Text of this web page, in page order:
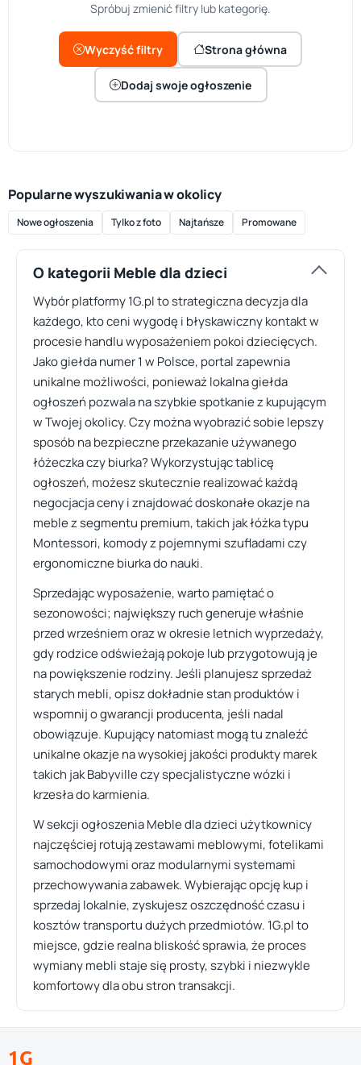
Spróbuj zmienić filtry lub kategorię.
Wyczyść filtry Strona główna
Dodaj swoje ogłoszenie
Popularne wyszukiwania w okolicy
Nowe ogłoszenia Tylko z foto Najtańsze Promowane
O kategorii Meble dla dzieci
Wybór platformy 1G.pl to strategiczna decyzja dla
każdego, kto ceni wygodę i błyskawiczny kontakt w
procesie handlu wyposażeniem pokoi dziecięcych.
Jako giełda numer 1 w Polsce, portal zapewnia
unikalne możliwości, ponieważ lokalna giełda
ogłoszeń pozwala na szybkie spotkanie z kupującym
w Twojej okolicy. Czy można wyobrazić sobie lepszy
sposób na bezpieczne przekazanie używanego
łóżeczka czy biurka? Wykorzystując tablicę
ogłoszeń, możesz skutecznie realizować każdą
negocjacja ceny i znajdować doskonałe okazje na
meble z segmentu premium, takich jak łóżka typu
Montessori, komody z pojemnymi szufladami czy
ergonomiczne biurka do nauki.
Sprzedając wyposażenie, warto pamiętać o
sezonowości; największy ruch generuje właśnie
przed wrześniem oraz w okresie letnich wyprzedaży,
gdy rodzice odświeżają pokoje lub przygotowują je
na powiększenie rodziny. Jeśli planujesz sprzedaż
starych mebli, opisz dokładnie stan produktów i
wspomnij o gwarancji producenta, jeśli nadal
obowiązuje. Kupujący natomiast mogą tu znaleźć
unikalne okazje na wysokiej jakości produkty marek
takich jak Babyville czy specjalistyczne wózki i
krzesła do karmienia.
W sekcji ogłoszenia Meble dla dzieci użytkownicy
najczęściej rotują zestawami meblowymi, fotelikami
samochodowymi oraz modularnymi systemami
przechowywania zabawek. Wybierając opcję kup i
sprzedaj lokalnie, zyskujesz oszczędność czasu i
kosztów transportu dużych przedmiotów. 1G.pl to
miejsce, gdzie realna bliskość sprawia, że proces
wymiany mebli staje się prosty, szybki i niezwykle
komfortowy dla obu stron transakcji.
1G